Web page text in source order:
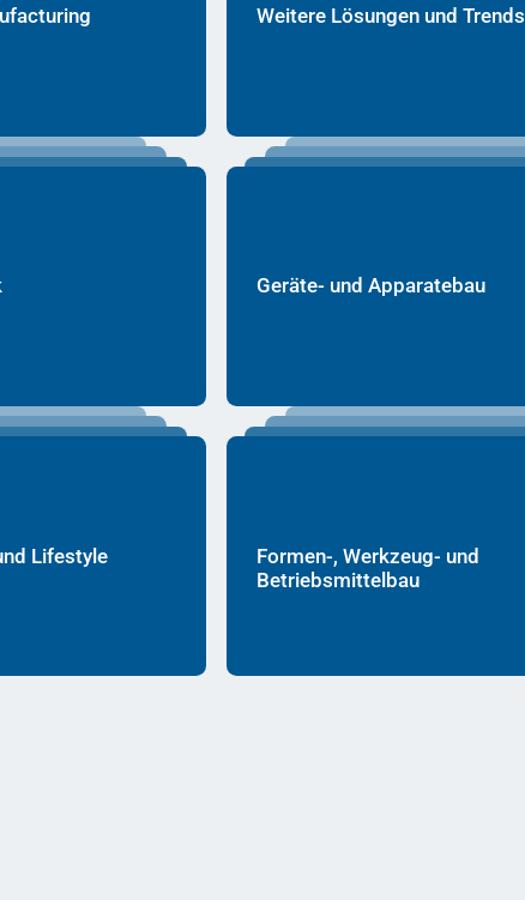
Weitere Lösungen und Trends
Geräte- und Apparatebau
Lifestyle
Formen-, Werkzeug- und
Betriebsmittelbau